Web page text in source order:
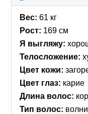
Вес: 61 кг
Рост: 169 см
Я выгляжу:
Телосложение:
Цвет кожи:
Цвет глаз: карие
Длина волос:
Тип волос: